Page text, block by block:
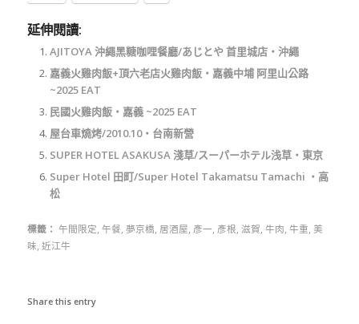
延伸閱讀:
AJITOYA 沖繩黑糖咖哩餐廳/あじとや 首里城店‧沖繩
嘉義火雞肉飯+頂六老店火雞肉飯‧嘉義中埔 阿里山公路
~2025 EAT
民國火雞肉飯‧嘉義 ~2025 EAT
屋台車燒烤/2010.10‧台南新營
SUPER HOTEL ASAKUSA 淺草/スーパーホテル浅草‧東京
Super Hotel 田町/Super Hotel Takamatsu Tamachi ‧高
松
標籤： 午間限定, 午餐, 夢京橋, 居酒屋, 彥一, 彥根, 滋賀, 牛肉, 牛重, 美
味, 近江牛
Share this entry